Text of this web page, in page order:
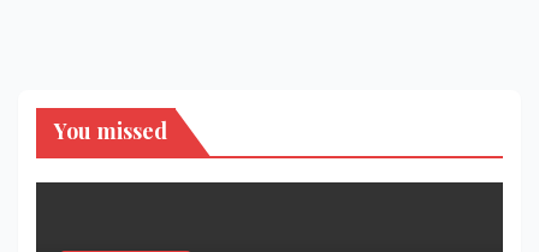
You missed